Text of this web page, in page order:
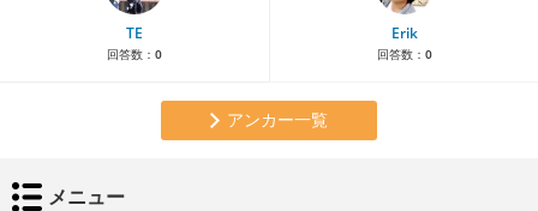
TE
回答数： 0
Erik
回答数： 0
アンカー一覧
メニュー